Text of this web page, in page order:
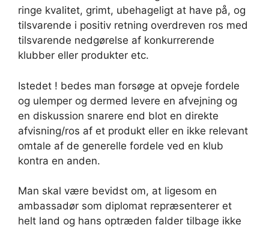
ringe kvalitet, grimt, ubehageligt at have på, og
tilsvarende i positiv retning overdreven ros med
tilsvarende nedgørelse af konkurrerende
klubber eller produkter etc.
Istedet ! bedes man forsøge at opveje fordele
og ulemper og dermed levere en afvejning og
en diskussion snarere end blot en direkte
afvisning/ros af et produkt eller en ikke relevant
omtale af de generelle fordele ved en klub
kontra en anden.
Man skal være bevidst om, at ligesom en
ambassadør som diplomat repræsenterer et
helt land og hans optræden falder tilbage ikke